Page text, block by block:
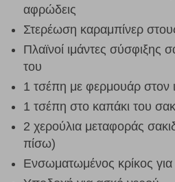
αφρώδεις
Στερέωση καραμπίνερ
Πλαϊνοί ιμάντες σύσφιξης
του
1 τσέπη με φερμουάρ στον
1 τσέπη στο καπάκι του
2 χερούλια μεταφοράς
πίσω)
Ενσωματωμένος κρίκος για